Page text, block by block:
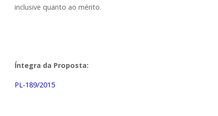
inclusive quanto ao mérito.
Íntegra da Proposta:
PL-189/2015